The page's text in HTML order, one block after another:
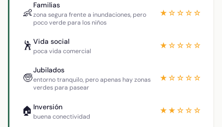
👶
Familias
zona segura frente a inundaciones, pero
poco verde para los niños
★☆☆☆☆
🕺 Vida social
poca vida comercial
★☆☆☆☆
🧓
Jubilados
entorno tranquilo, pero apenas hay zonas
verdes para pasear
★☆☆☆☆
🏠 Inversión
buena conectividad
★★☆☆☆